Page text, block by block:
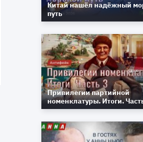
Китай нашёл надёжный
путь
Привилегии партийной
номенклатуры. Итоги.